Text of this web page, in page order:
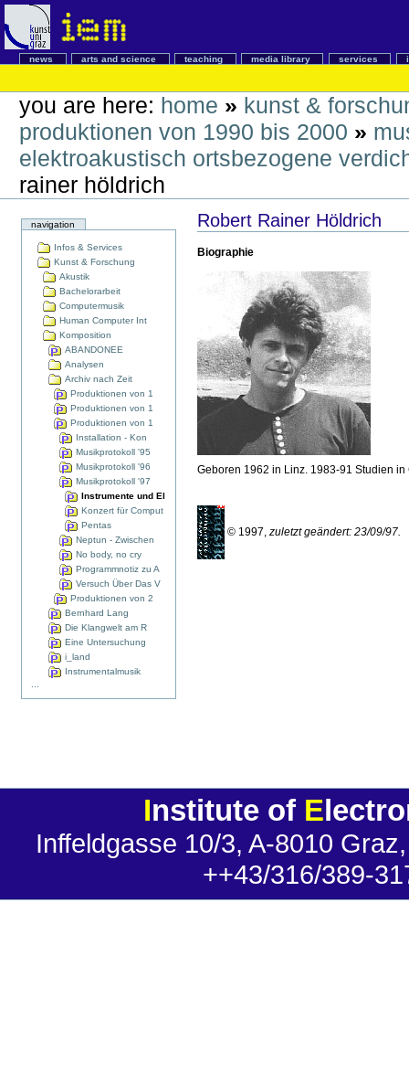
news arts and science teaching media library services
you are here: home » kunst &
produktionen von 1990 bis 2000 »
elektroakustisch ortsbezogene
rainer höldrich
navigation
Infos & Services
Kunst & Forschung
Akustik
Bachelorarbeit
Computermusik
Human Computer Int
Komposition
ABANDONEE
Analysen
Archiv nach Zeit
Produktionen von 1
Produktionen von 1
Produktionen von 1
Installation - Kon
Musikprotokoll '95
Musikprotokoll '96
Musikprotokoll '97
Instrumente und El
Konzert für Comput
Pentas
Neptun - Zwischen
No body, no cry
Programmnotiz zu A
Versuch Über Das V
Produktionen von 2
Bernhard Lang
Die Klangwelt am R
Eine Untersuchung
i_land
Instrumentalmusik
Robert Rainer Höldrich
Biographie
Geboren 1962 in Linz. 1983-91 Studien in
© 1997, zuletzt geändert: 23/09/97.
Institute of E
Inffeldgasse 10/3, A-8010
++43/316/389-